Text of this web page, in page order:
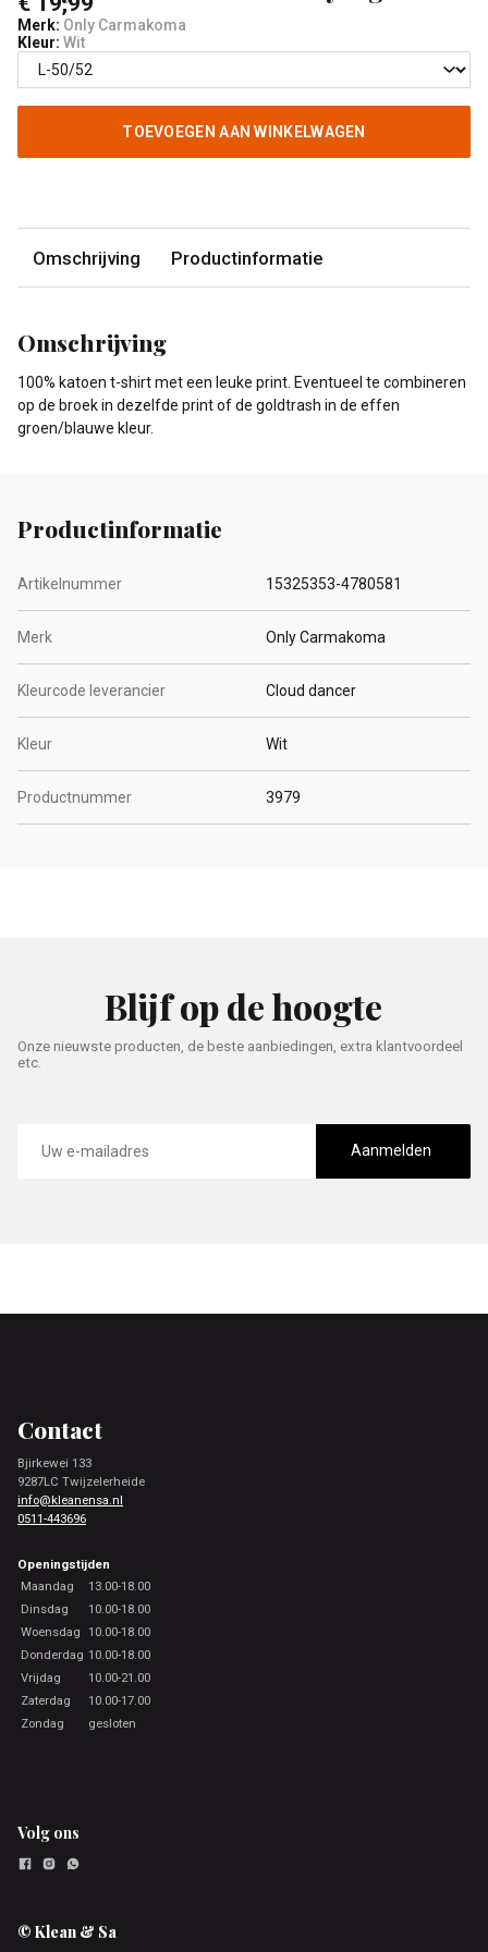
Merk: Only Carmakoma
Kleur: Wit
TOEVOEGEN AAN WINKELWAGEN
Omschrijving Productinformatie
Omschrijving
100% katoen t-shirt met een leuke print. Eventueel te combineren
op de broek in dezelfde print of de goldtrash in de effen
groen/blauwe kleur.
Productinformatie
Artikelnummer 15325353-4780581
Merk Only Carmakoma
Kleurcode leverancier Cloud dancer
Kleur Wit
Productnummer 3979
Blijf op de hoogte
Onze nieuwste producten, de beste aanbiedingen, extra klantvoordeel
etc.
mailadres
Aanmelden
Contact
Bjirkewei 133
9287LC Twijzelerheide
info@kleanensa.nl
0511-443696
Openingstijden
Maandag
13.00-18.00
Dinsdag
10.00-18.00
Woensdag 10.00-18.00
Donderdag 10.00-18.00
Vrijdag
10.00-21.00
Zaterdag
10.00-17.00
Zondag
gesloten
Volg ons
© Klean & Sa